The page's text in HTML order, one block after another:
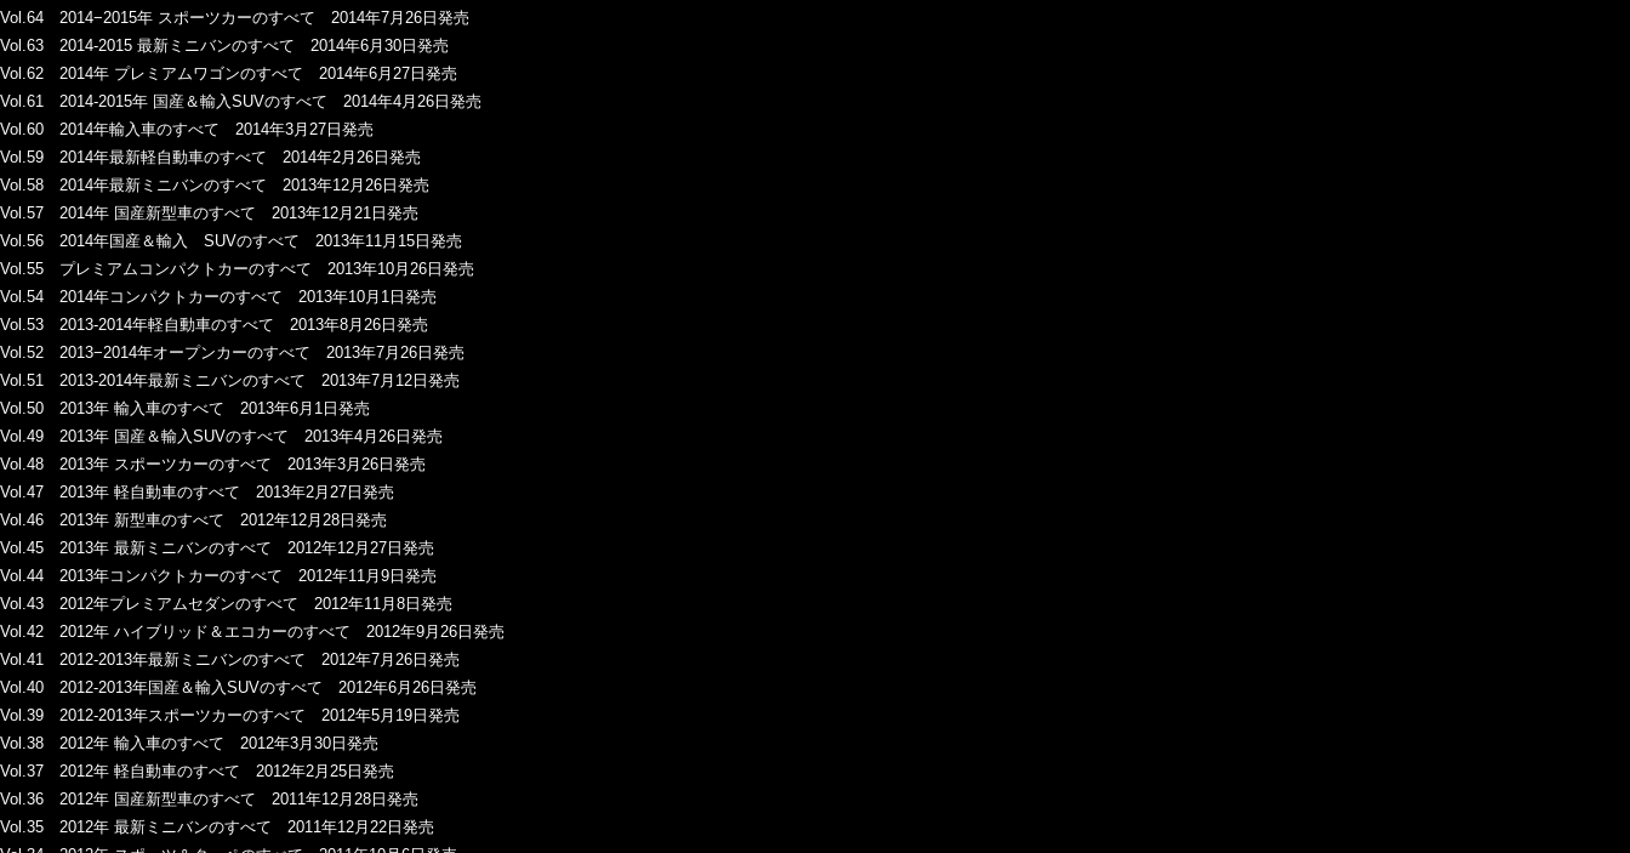
Vol.64 2014−2015年 スポーツカーのすべて 2014年7月26日発売
Vol.63 2014-2015 最新ミニバンのすべて 2014年6月30日発売
Vol.62 2014年 プレミアムワゴンのすべて 2014年6月27日発売
Vol.61 2014-2015年 国産＆輸入SUVのすべて 2014年4月26日発売
Vol.60 2014年輸入車のすべて 2014年3月27日発売
Vol.59 2014年最新軽自動車のすべて 2014年2月26日発売
Vol.58 2014年最新ミニバンのすべて 2013年12月26日発売
Vol.57 2014年 国産新型車のすべて 2013年12月21日発売
Vol.56 2014年国産＆輸入 SUVのすべて 2013年11月15日発売
Vol.55 プレミアムコンパクトカーのすべて 2013年10月26日発売
Vol.54 2014年コンパクトカーのすべて 2013年10月1日発売
Vol.53 2013-2014年軽自動車のすべて 2013年8月26日発売
Vol.52 2013−2014年オープンカーのすべて 2013年7月26日発売
Vol.51 2013-2014年最新ミニバンのすべて 2013年7月12日発売
Vol.50 2013年 輸入車のすべて 2013年6月1日発売
Vol.49 2013年 国産＆輸入SUVのすべて 2013年4月26日発売
Vol.48 2013年 スポーツカーのすべて 2013年3月26日発売
Vol.47 2013年 軽自動車のすべて 2013年2月27日発売
Vol.46 2013年 新型車のすべて 2012年12月28日発売
Vol.45 2013年 最新ミニバンのすべて 2012年12月27日発売
Vol.44 2013年コンパクトカーのすべて 2012年11月9日発売
Vol.43 2012年プレミアムセダンのすべて 2012年11月8日発売
Vol.42 2012年 ハイブリッド＆エコカーのすべて 2012年9月26日発売
Vol.41 2012-2013年最新ミニバンのすべて 2012年7月26日発売
Vol.40 2012-2013年国産＆輸入SUVのすべて 2012年6月26日発売
Vol.39 2012-2013年スポーツカーのすべて 2012年5月19日発売
Vol.38 2012年 輸入車のすべて 2012年3月30日発売
Vol.37 2012年 軽自動車のすべて 2012年2月25日発売
Vol.36 2012年 国産新型車のすべて 2011年12月28日発売
Vol.35 2012年 最新ミニバンのすべて 2011年12月22日発売